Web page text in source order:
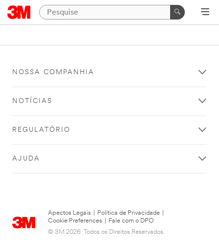
NOSSA COMPANHIA
NOTÍCIAS
REGULATÓRIO
AJUDA
Apectos Legais Política de Privacidade
Cookie Preferences
Fale com o DPO
© 3M 2026. Todos os Direitos Reservados.